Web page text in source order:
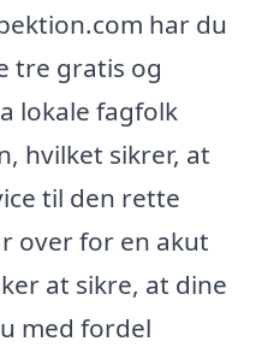
har du
tre gratis og
lokale fagfolk
hvilket sikrer, at
til den rette
over for en akut
at sikre, at dine
med fordel